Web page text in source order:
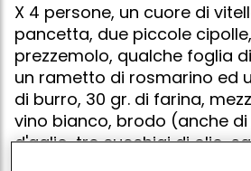
X 4 persone, un cuore di
pancetta, due piccole
prezzemolo, qualche foglia
un rametto di rosmarino ed
di burro, 30 gr. di farina,
vino bianco, brodo (anche
d'aglio, tre cucchiai di olio,